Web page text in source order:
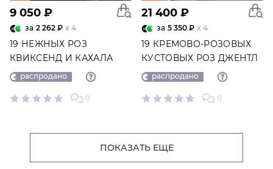
9 050 ₽
за 2 262 ₽ x 4
19 НЕЖНЫХ РОЗ
КВИКСЕНД И КАХАЛА
№2119
распродано
0
21 400 ₽
за 5 350 ₽ x 4
19 КРЕМОВО-РОЗОВЫХ
КУСТОВЫХ РОЗ ДЖЕНТЛ
ТРЕНСЕТТЕР И БОЛ
распродано
0
ПОКАЗАТЬ ЕЩЕ